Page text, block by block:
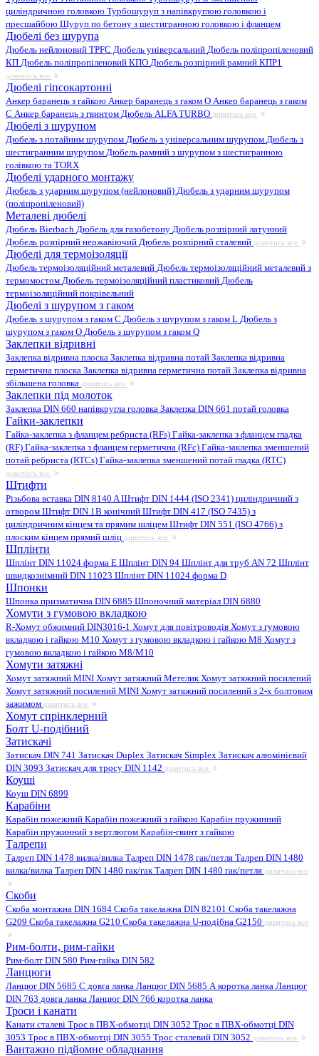
циліндричною головкою Турбошуруп з напівкруглою головкою і
пресшайбою Шуруп по бетону з шестигранною головкою і фланцем
Дюбелі без шурупа
Дюбель нейлоновий TPFC Дюбель універсальний Дюбель поліпропіленовий
КП Дюбель поліпропіленовий КПО Дюбель розпірний рамний КПР1
дивитись все
Дюбелі гіпсокартонні
Анкер баранець з гайкою Анкер баранець з гаком O Анкер баранець з гаком
С Анкер баранець з гвинтом Дюбель ALFA TURBO дивитись все
Дюбелі з шурупом
Дюбель з потайним шурупом Дюбель з універсальним шурупом Дюбель з
шестигранним шурупом Дюбель рамний з шурупом з шестигранною
голівкою та TORX
Дюбелі ударного монтажу
Дюбель з ударним шурупом (нейлоновий) Дюбель з ударним шурупом
(поліпропіленовий)
Металеві дюбелі
Дюбель Bierbach Дюбель для газобетону Дюбель розпірний латунний
Дюбель розпірний нержавіючий Дюбель розпірний сталевий дивитись все
Дюбелі для термоізоляції
Дюбель термоізоляційний металевий Дюбель термоізоляційний металевий з
термомостом Дюбель термоізоляційний пластиковий Дюбель
термоізоляційний покрівельний
Дюбелі з шурупом з гаком
Дюбель з шурупом з гаком C Дюбель з шурупом з гаком L Дюбель з
шурупом з гаком O Дюбель з шурупом з гаком Q
Заклепки відривні
Заклепка відривна плоска Заклепка відривна потай Заклепка відривна
герметична плоска Заклепка відривна герметична потай Заклепка відривна
збільшена головка дивитись все
Заклепки під молоток
Заклепка DIN 660 напівкругла головка Заклепка DIN 661 потай головка
Гайки-заклепки
Гайка-заклепка з фланцем ребриста (RFs) Гайка-заклепка з фланцем гладка
(RF) Гайка-заклепка з фланцем герметична (RFc) Гайка-заклепка зменшений
потай ребриста (RTCs) Гайка-заклепка зменшений потай гладка (RTC)
дивитись все
Штифти
Різьбова вставка DIN 8140 AШтифт DIN 1444 (ISO 2341) циліндричний з
отвором Штифт DIN 1B конічний Штифт DIN 417 (ISO 7435) з
циліндричним кінцем та прямим шліцем Штифт DIN 551 (ISO 4766) з
плоским кінцем прямий шліц дивитись все
Шплінти
Шплінт DIN 11024 форма E Шплінт DIN 94 Шплінт для труб AN 72 Шплінт
швидкознімний DIN 11023 Шплінт DIN 11024 форма D
Шпонки
Шпонка призматична DIN 6885 Шпоночний матеріал DIN 6880
Хомути з гумовою вкладкою
R-Хомут обжимний DIN3016-1 Хомут для повітроводів Хомут з гумовою
вкладкою і гайкою M10 Хомут з гумовою вкладкою і гайкою M8 Хомут з
гумовою вкладкою і гайкою М8/M10
Хомути затяжні
Хомут затяжний MINI Хомут затяжний МетеликХомут затяжний посилений
Хомут затяжний посилений MINI Хомут затяжний посилений з 2-х болтовим
зажимом дивитись все
Хомут спрінклерний
Болт U-подібний
Затискачі
Затискач DIN 741 Затискач Duplex Затискач Simplex Затискач алюмінієвий
DIN 3093 Затискач для тросу DIN 1142 дивитись все
Коуші
Коуш DIN 6899
Карабіни
Карабін пожежний Карабін пожежний з гайкою Карабін пружинний
Карабін пружинний з вертлюгом Карабін-гвинт з гайкою
Талрепи
Талреп DIN 1478 вилка/вилка Талреп DIN 1478 гак/петля Талреп DIN 1480
вилка/вилка Талреп DIN 1480 гак/гакТалреп DIN 1480 гак/петля дивитись все
Скоби
Скоба монтажна DIN 1684 Скоба такелажна DIN 82101 Скоба такелажна
G209 Скоба такелажна G210 Скоба такелажна U-подібна G2150 дивитись все
Рим-болти, рим-гайки
Рим-болт DIN 580 Рим-гайка DIN 582
Ланцюги
Ланцюг DIN 5685 C довга ланка Ланцюг DIN 5685 А коротка ланка Ланцюг
DIN 763 довга ланка Ланцюг DIN 766 коротка ланка
Троси і канати
Канати сталеві Трос в ПВХ-обмотці DIN 3052 Трос в ПВХ-обмотці DIN
3053 Трос в ПВХ-обмотці DIN 3055 Трос сталевий DIN 3052 дивитись все
Вантажно підйомне обладнання